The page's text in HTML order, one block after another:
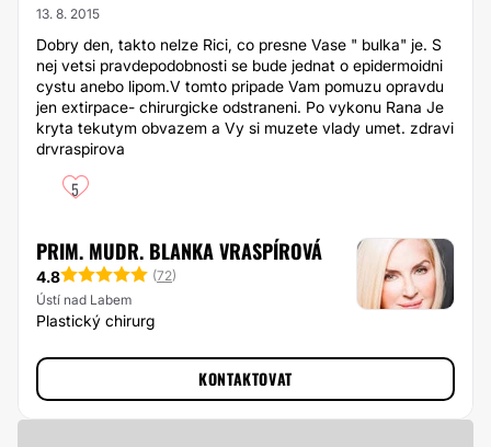
13. 8. 2015
Dobry den, takto nelze Rici, co presne Vase " bulka" je. S
nej vetsi pravdepodobnosti se bude jednat o epidermoidni
cystu anebo lipom.V tomto pripade Vam pomuzu opravdu
jen extirpace- chirurgicke odstraneni. Po vykonu Rana Je
kryta tekutym obvazem a Vy si muzete vlady umet. zdravi
drvraspirova
5
PRIM. MUDR. BLANKA VRASPÍROVÁ
4.8 (72)
Ústí nad Labem
Plastický chirurg
KONTAKTOVAT